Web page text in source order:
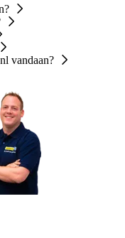
vandaan?